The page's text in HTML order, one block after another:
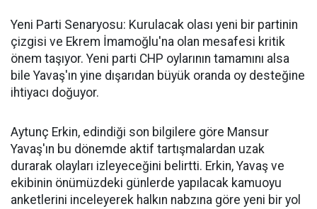
Yeni Parti Senaryosu: Kurulacak olası yeni bir partinin
çizgisi ve Ekrem İmamoğlu'na olan mesafesi kritik
önem taşıyor. Yeni parti CHP oylarının tamamını alsa
bile Yavaş'ın yine dışarıdan büyük oranda oy desteğine
ihtiyacı doğuyor.
Aytunç Erkin, edindiği son bilgilere göre Mansur
Yavaş'ın bu dönemde aktif tartışmalardan uzak
durarak olayları izleyeceğini belirtti. Erkin, Yavaş ve
ekibinin önümüzdeki günlerde yapılacak kamuoyu
anketlerini inceleyerek halkın nabzına göre yeni bir yol